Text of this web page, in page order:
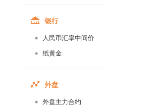
银行
人民币汇率中间价
纸黄金
外盘
外盘主力合约